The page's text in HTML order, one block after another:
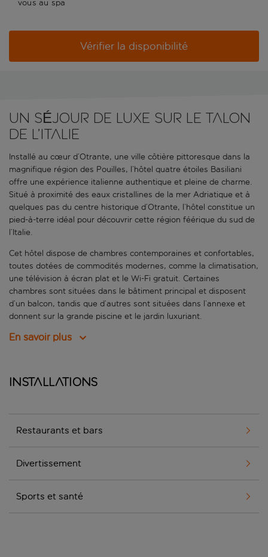
vous au spa
Vérifier la disponibilité
UN SÉJOUR DE LUXE SUR LE TALON
DE L’ITALIE
Installé au cœur d’Otrante, une ville côtière pittoresque dans la
magnifique région des Pouilles, l’hôtel quatre étoiles Basiliani
offre une expérience italienne authentique et pleine de charme.
Situé à proximité des eaux cristallines de la mer Adriatique et à
quelques pas du centre historique d’Otrante, l’hôtel constitue un
pied-à-terre idéal pour découvrir cette région féérique du sud de
l’Italie.
Cet hôtel dispose de chambres contemporaines et confortables,
toutes dotées de commodités modernes, comme la climatisation,
une télévision à écran plat et le Wi-Fi gratuit. Certaines
chambres sont situées dans le bâtiment principal et disposent
d’un balcon, tandis que d’autres sont situées dans l’annexe et
donnent sur la grande piscine et le jardin luxuriant.
En savoir plus
Installations
Restaurants et bars
Divertissement
Sports et santé